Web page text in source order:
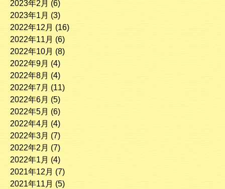
2023年2月 (6)
2023年1月 (3)
2022年12月 (16)
2022年11月 (6)
2022年10月 (8)
2022年9月 (4)
2022年8月 (4)
2022年7月 (11)
2022年6月 (5)
2022年5月 (6)
2022年4月 (4)
2022年3月 (7)
2022年2月 (7)
2022年1月 (4)
2021年12月 (7)
2021年11月 (5)